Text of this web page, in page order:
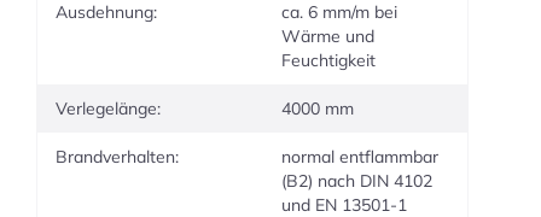
Ausdehnung:
ca. 6 mm/m bei
Wärme und
Feuchtigkeit
Verlegelänge: 4000 mm
Brandverhalten:
normal entflammbar
(B2) nach DIN 4102
und EN 13501-1